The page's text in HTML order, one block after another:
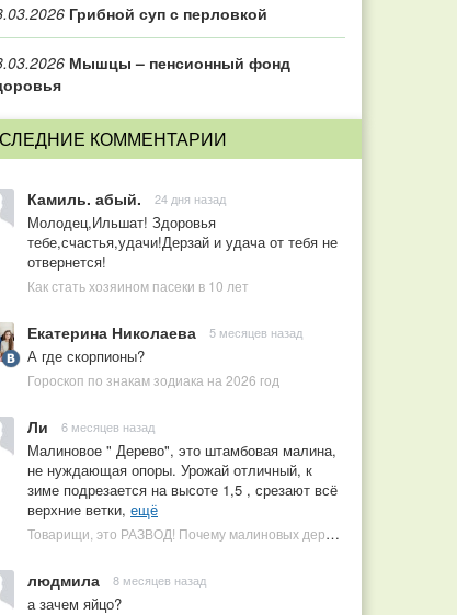
Грибной суп с перловкой
Мышцы – пенсионный фонд
КОММЕНТАРИИ
Камиль. абый. 24 дня назад
Молодец,Ильшат! Здоровья
тебе,счастья,удачи!Дерзай и удача от тебя не
отвернется!
Как стать хозяином пасеки в 10 лет
Екатерина Николаева 5 месяцев назад
А где скорпионы?
Гороскоп по знакам зодиака на 2026 год
Ли 6 месяцев назад
Малиновое " Дерево", это штамбовая малина,
не нуждающая опоры. Урожай отличный, к
зиме подрезается на высоте 1,5 , срезают всё
верхние ветки, ещё
Товарищи, это РАЗВОД! Почему малиновых деревьев не бывает, или Как ушлые продавцы наживаются на мечтах садоводов
людмила 8 месяцев назад
а зачем яйцо?